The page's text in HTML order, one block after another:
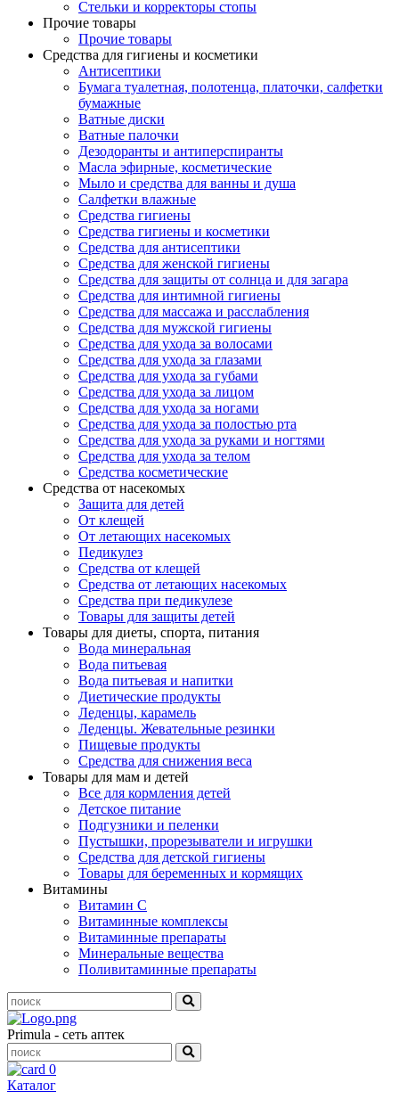
Стельки и корректоры стопы
Прочие товары
Прочие товары
Средства для гигиены и косметики
Антисептики
Бумага туалетная, полотенца, платочки, салфетки
бумажные
Ватные диски
Ватные палочки
Дезодоранты и антиперспиранты
Масла эфирные, косметические
Мыло и средства для ванны и душа
Салфетки влажные
Средства гигиены
Средства гигиены и косметики
Средства для антисептики
Средства для женской гигиены
Средства для защиты от солнца и для загара
Средства для интимной гигиены
Средства для массажа и расслабления
Средства для мужской гигиены
Средства для ухода за волосами
Средства для ухода за глазами
Средства для ухода за губами
Средства для ухода за лицом
Средства для ухода за ногами
Средства для ухода за полостью рта
Средства для ухода за руками и ногтями
Средства для ухода за телом
Средства косметические
Средства от насекомых
Защита для детей
От клещей
От летающих насекомых
Педикулез
Средства от клещей
Средства от летающих насекомых
Средства при педикулезе
Товары для защиты детей
Товары для диеты, спорта, питания
Вода минеральная
Вода питьевая
Вода питьевая и напитки
Диетические продукты
Леденцы, карамель
Леденцы. Жевательные резинки
Пищевые продукты
Средства для снижения веса
Товары для мам и детей
Все для кормления детей
Детское питание
Подгузники и пеленки
Пустышки, прорезыватели и игрушки
Средства для детской гигиены
Товары для беременных и кормящих
Витамины
Витамин С
Витаминные комплексы
Витаминные препараты
Минеральные вещества
Поливитаминные препараты
Primula - сеть аптек
0
Каталог